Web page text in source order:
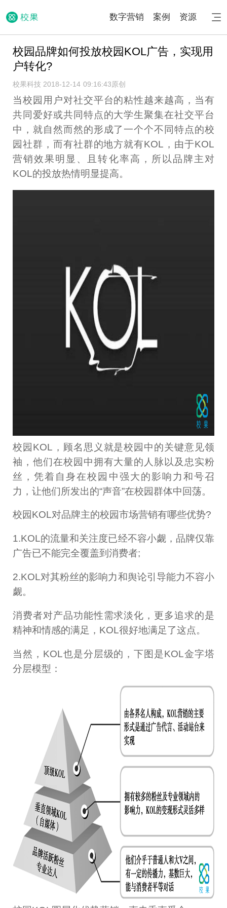
数字营销 案例 资源
校园品牌如何投放校园KOL广告，实现用
户转化?
校果科技 2018-12-14 09:16:43原创
当校园用户对社交平台的粘性越来越高，当有
共同爱好或共同特点的大学生聚集在社交平台
中，就自然而然的形成了一个个不同特点的校
园社群，而有社群的地方就有KOL，由于KOL
营销效果明显、且转化率高，所以品牌主对
KOL的投放热情明显提高。
校园KOL，顾名思义就是校园中的关键意见领
袖，他们在校园中拥有大量的人脉以及忠实粉
丝，凭着自身在校园中强大的影响力和号召
力，让他们所发出的“声音”在校园群体中回荡。
校园KOL对品牌主的校园市场营销有哪些优势?
1.KOL的流量和关注度已经不容小觑，品牌仅靠
广告已不能完全覆盖到消费者;
2.KOL对其粉丝的影响力和舆论引导能力不容小
觑。
消费者对产品功能性需求淡化，更多追求的是
精神和情感的满足，KOL很好地满足了这点。
当然，KOL也是分层级的，下图是KOL金字塔
分层模型：